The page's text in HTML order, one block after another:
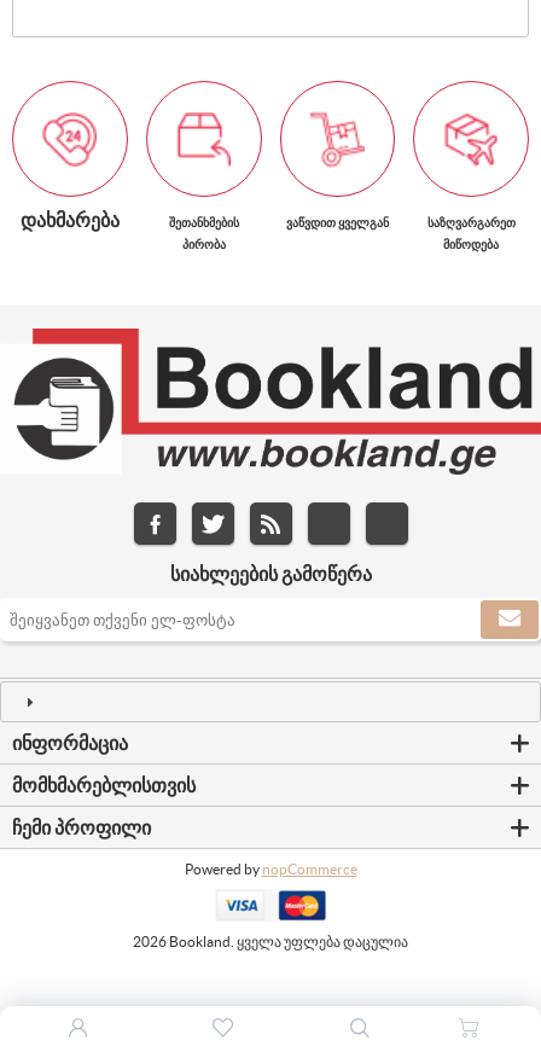
ᲓᲐᲮᲛᲐᲠᲔᲑᲐ
ᲨᲔᲗᲐᲜᲮᲛᲔᲑᲘᲡ
ᲞᲘᲠᲝᲑᲐ
ᲕᲐᲬᲕᲓᲘᲗ ᲧᲕᲔᲚᲒᲐᲜ
ᲡᲐᲖᲦᲕᲐᲠᲒᲐᲠᲔᲗ
ᲛᲘᲬᲝᲓᲔᲑᲐ
ᲡᲘᲐᲮᲚᲔᲔᲑᲘᲡ ᲒᲐᲛᲝᲬᲔᲠᲐ
ᲘᲜᲤᲝᲠᲛᲐᲪᲘᲐ
ᲛᲝᲛᲮᲛᲐᲠᲔᲑᲚᲘᲡᲗᲕᲘᲡ
ᲩᲔᲛᲘ ᲞᲠᲝᲤᲘᲚᲘ
Powered by nopCommerce
2026 Bookland. ყველა უფლება დაცულია